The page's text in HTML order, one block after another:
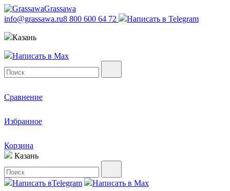
Grassawa
info@grassawa.ru8 800 600 64 72 Написать в Telegram
Казань
Написать в Max
Сравнение
Избранное
Корзина
Казань
Написать вTelegram Написать в Max